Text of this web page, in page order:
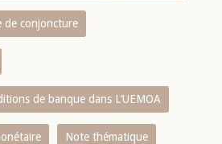
de conjoncture
de banque dans L‘UEMOA
Note thématique